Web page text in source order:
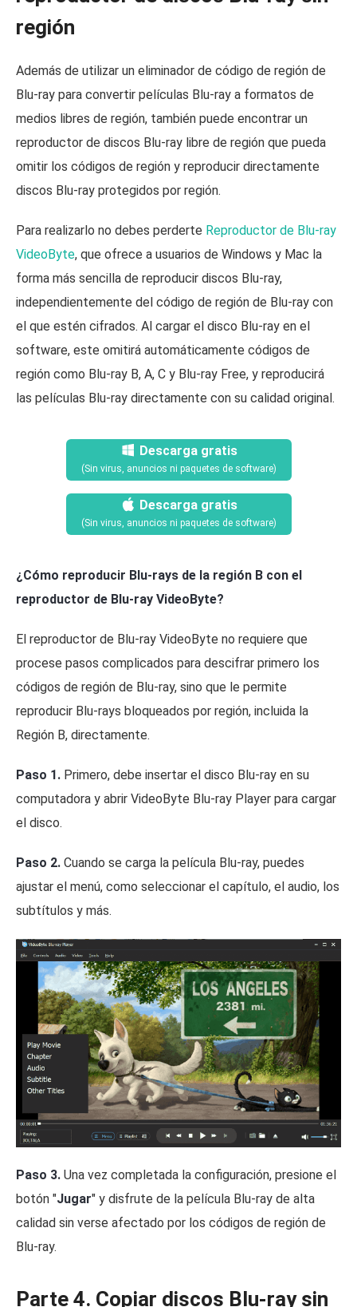
región
Además de utilizar un eliminador de código de región de
Blu-ray para convertir películas Blu-ray a formatos de
medios libres de región, también puede encontrar un
reproductor de discos Blu-ray libre de región que pueda
omitir los códigos de región y reproducir directamente
discos Blu-ray protegidos por región.
Para realizarlo no debes perderte Reproductor de Blu-ray
VideoByte, que ofrece a usuarios de Windows y Mac la
forma más sencilla de reproducir discos Blu-ray,
independientemente del código de región de Blu-ray con
el que estén cifrados. Al cargar el disco Blu-ray en el
software, este omitirá automáticamente códigos de
región como Blu-ray B, A, C y Blu-ray Free, y reproducirá
las películas Blu-ray directamente con su calidad original.
Descarga gratis
(Sin virus, anuncios ni paquetes de software)
Descarga gratis
(Sin virus, anuncios ni paquetes de software)
¿Cómo reproducir Blu-rays de la región B con el
reproductor de Blu-ray VideoByte?
El reproductor de Blu-ray VideoByte no requiere que
procese pasos complicados para descifrar primero los
códigos de región de Blu-ray, sino que le permite
reproducir Blu-rays bloqueados por región, incluida la
Región B, directamente.
Paso 1. Primero, debe insertar el disco Blu-ray en su
computadora y abrir VideoByte Blu-ray Player para cargar
el disco.
Paso 2. Cuando se carga la película Blu-ray, puedes
ajustar el menú, como seleccionar el capítulo, el audio, los
subtítulos y más.
Paso 3. Una vez completada la configuración, presione el
botón "Jugar" y disfrute de la película Blu-ray de alta
calidad sin verse afectado por los códigos de región de
Blu-ray.
Parte 4. Copiar discos Blu-ray sin